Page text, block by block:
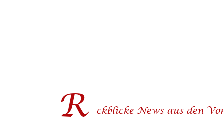
R ückblicke News aus den